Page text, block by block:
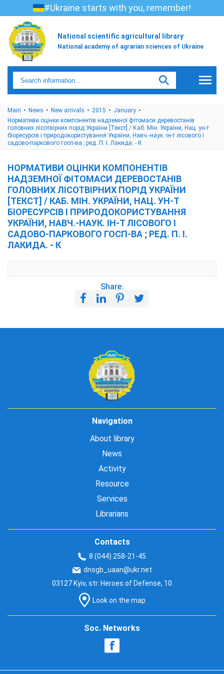
#Ukraine starts with you, remember!
National scientific agricultural library
National academy of agrarian sciences of Ukraine
Main News New arrivals 2015
January
Нормативи оцінки компонентів надземної фітомаси деревостанів
головних лісотвірних порід України [Текст] / Каб. Мін. України, Нац. ун-т
біоресурсів і природокористування України, Навч.-наук. ін-т лісового і
садово-паркового госп-ва ; ред. П. І. Лакида. - К
НОРМАТИВИ ОЦІНКИ КОМПОНЕНТІВ
НАДЗЕМНОЇ ФІТОМАСИ ДЕРЕВОСТАНІВ
ГОЛОВНИХ ЛІСОТВІРНИХ ПОРІД УКРАЇНИ
[ТЕКСТ] / КАБ. МІН. УКРАЇНИ, НАЦ. УН-Т
БІОРЕСУРСІВ І ПРИРОДОКОРИСТУВАННЯ
УКРАЇНИ, НАВЧ.-НАУК. ІН-Т ЛІСОВОГО І
САДОВО-ПАРКОВОГО ГОСП-ВА ; РЕД. П. І.
ЛАКИДА. - К
Share:
Navigation
About library
News
Activity
Resource
Services
Librarians
Contacts
8 (044) 258-21-45
dnsgb_uaan@ukr.net
03127 Kyiv, str. Heroes of Defense, 10
Look on the map
Soc. Networks